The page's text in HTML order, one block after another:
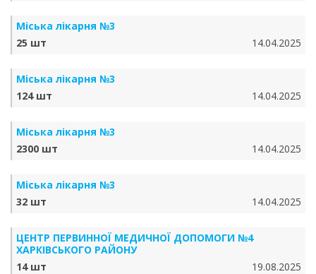
Міська лікарня №3
25 шт
14.04.2025
Міська лікарня №3
124 шт
14.04.2025
Міська лікарня №3
2300 шт
14.04.2025
Міська лікарня №3
32 шт
14.04.2025
ЦЕНТР ПЕРВИННОЇ МЕДИЧНОЇ ДОПОМОГИ №4
ХАРКІВСЬКОГО РАЙОНУ
14 шт
19.08.2025